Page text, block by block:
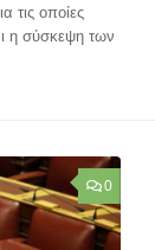
τις οποίες
η σύσκεψη των
0